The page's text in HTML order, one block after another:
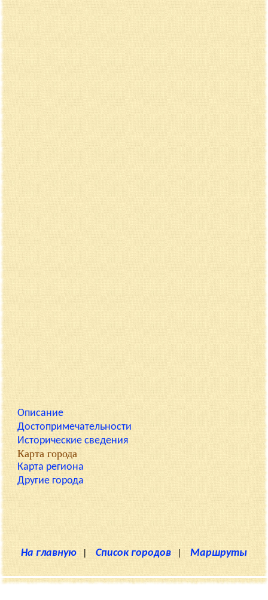
Описание
Достопримечательности
Исторические сведения
Карта города
Карта региона
Другие города
На главную | Список городов | Маршруты